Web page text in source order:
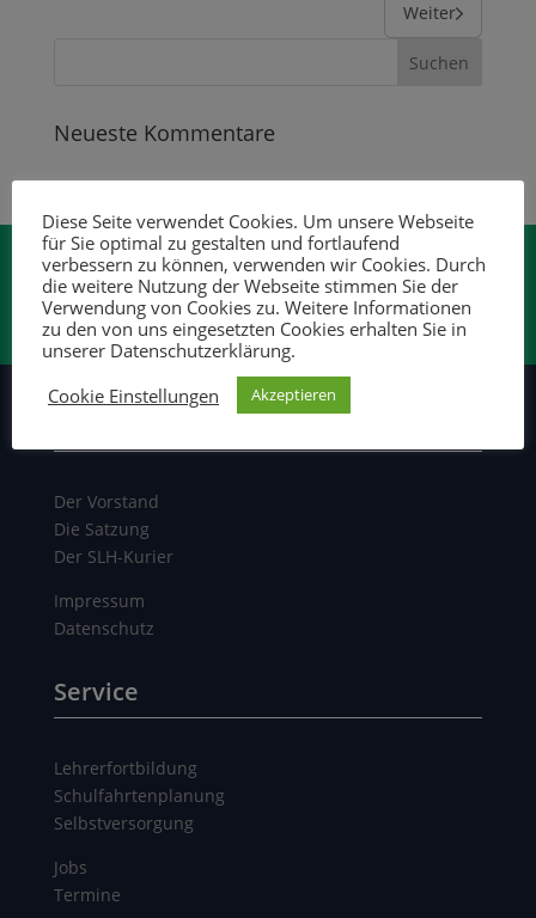
Weiter
Neueste Kommentare
Der Vorstand
Die Satzung
Der SLH-Kurier
Impressum
Datenschutz
Service
Lehrerfortbildung
Schulfahrtenplanung
Selbstversorgung
Jobs
Termine
Diese Seite verwendet Cookies. Um unsere Webseite
für Sie optimal zu gestalten und fortlaufend
verbessern zu können, verwenden wir Cookies. Durch
die weitere Nutzung der Webseite stimmen Sie der
Verwendung von Cookies zu. Weitere Informationen
zu den von uns eingesetzten Cookies erhalten Sie in
unserer Datenschutzerklärung.
Cookie Einstellungen
Akzeptieren